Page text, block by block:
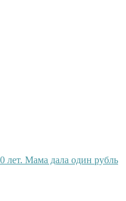
лет. Мама дала один рубль